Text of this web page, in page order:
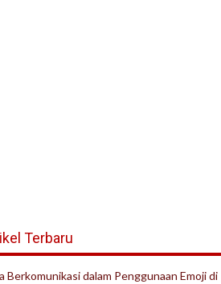
Terbaru
Berkomunikasi dalam Penggunaan Emoji di